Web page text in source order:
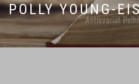
POLLY YOUNG-